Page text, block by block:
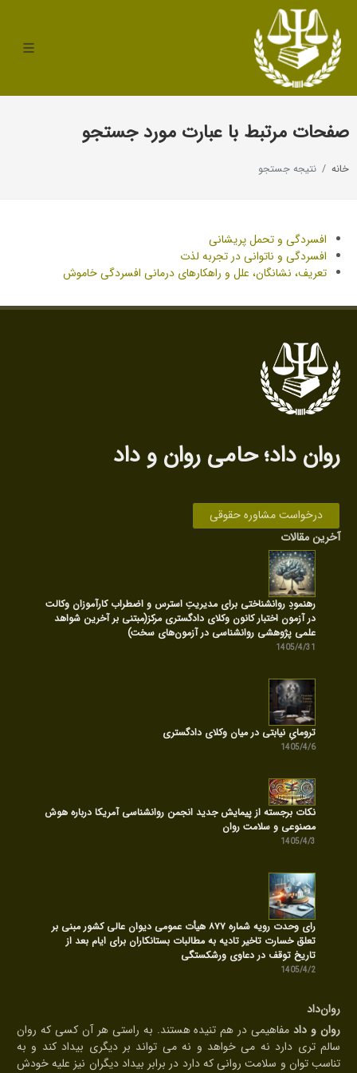
صفحات مرتبط با عبارت مورد جستجو
خانه نتیجه جستجو
افسردگی و تحمل پریشانی
افسردگی و ناتوانی در تجربه لذت
تعریف، نشانگان، علل و راهکارهای درمانی افسردگی خاموش
روان داد‌؛ حامی روان‌ و داد
درخواست مشاوره حقوقی
آخرین مقالات
رهنمودِ روانشناختی برای مدیریتِ استرس و اضطراب کارآموزان وکالت
در آزمون اختبار کانون وکلای دادگستری مرکز(مبتنی بر آخرین شواهد
علمی پژوهشی روانشناسی در آزمون‌های سخت)
1405/4/31
ترومایِ نیابتی در میان وکلای دادگستری
1405/4/6
نکات برجسته از پیمایش جدید انجمن روانشناسی آمریکا درباره هوش
مصنوعی و سلامت روان
1405/4/3
رای وحدت رویه شماره ۸۷۷ هیأت عمومی دیوان عالی کشور مبنی بر
تعلق خسارت تاخیر تادیه به مطالبات بستانکاران برای ایام بعد از
تاریخ توقف در دعاوی ورشکستگی
1405/4/2
روان‌داد
روان و دادمفاهیمی در هم تنیده هستند. به راستی هر آن کسی که روان
سالم تری دارد نه می خواهد و نه می تواند بر دیگری بیداد کند و به
تناسب توان و سلامت روانی که دارد در برابر بیداد دیگران نیز علیه خودش